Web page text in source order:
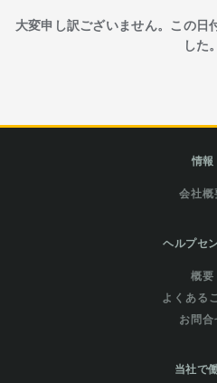
大変申し訳ございません。この日
した。
情報
会社概
ヘルプセ
概要
よくある
お問合
当社で